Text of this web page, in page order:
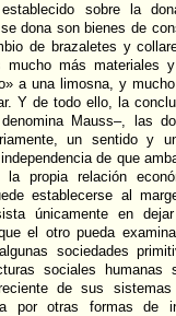
sobre la
dona son bienes de
de brazaletes y
mucho más materiales
a una limosna, y
Y de todo ello, la
Mauss–, las
un sentido y
de que
la propia relación
establecerse al
únicamente en
el otro pueda
sociedades
sociales humanas
de sus
por otras formas de